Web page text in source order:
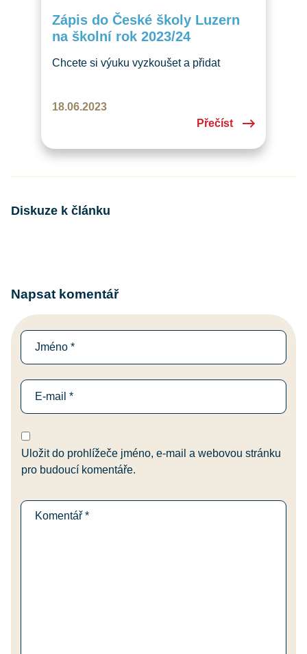
Zápis do České školy Luzern
na školní rok 2023/24
Chcete si výuku vyzkoušet a přidat
přímo ve vyučování!
18.06.2023
Přečíst
Diskuze k článku
Napsat komentář
Uložit do prohlížeče jméno, e-mail a webovou stránku
pro budoucí komentáře.